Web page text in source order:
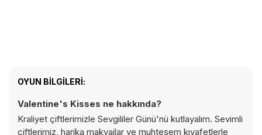
OYUN BILGILERI:
Valentine's Kisses ne hakkında?
Kraliyet çiftlerimizle Sevgililer Günü'nü kutlayalım. Sevimli
çiftlerimiz, harika makyajlar ve muhteşem kıyafetlerle